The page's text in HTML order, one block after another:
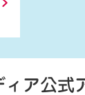
ィア公式